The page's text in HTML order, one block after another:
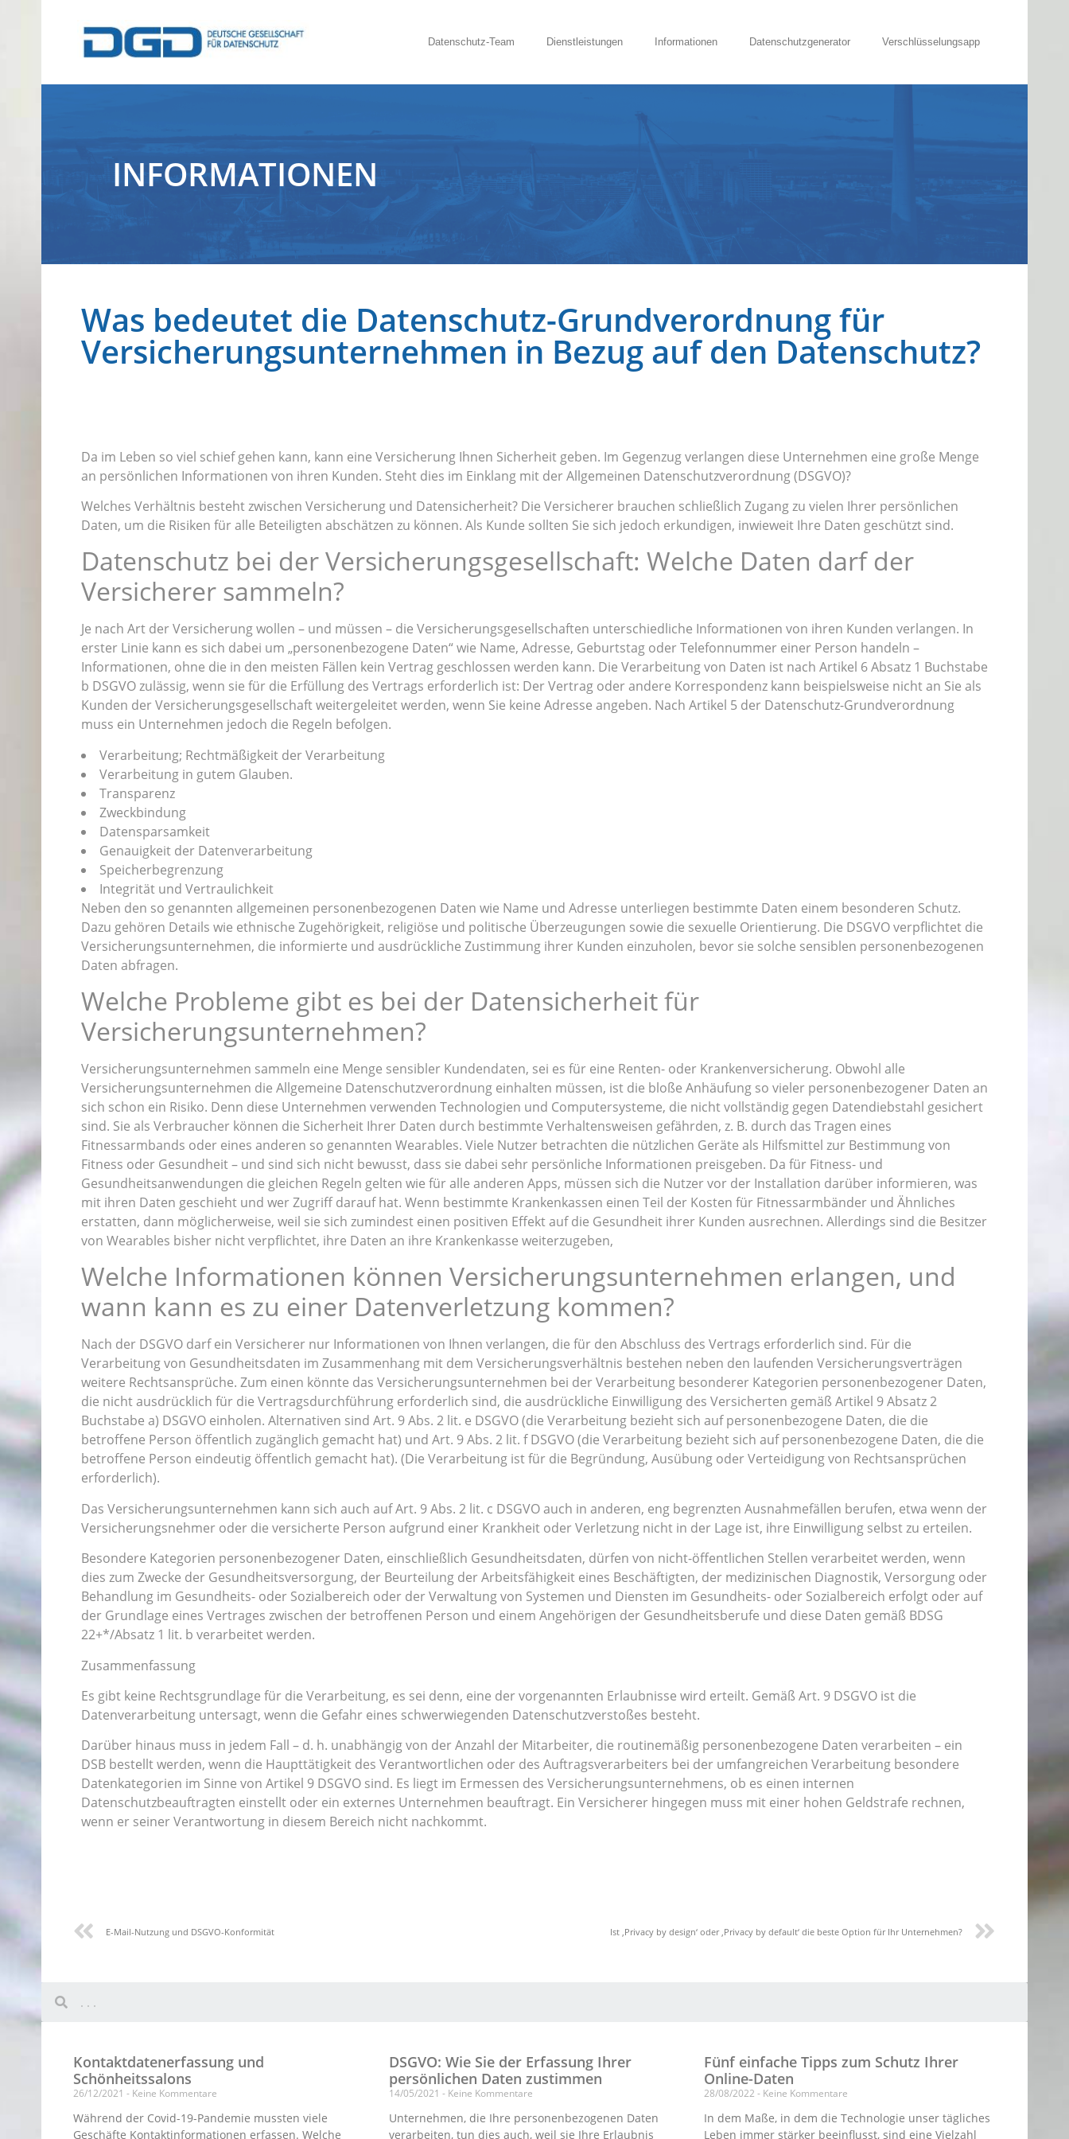
Datenschutz-Team Dienstleistungen Informationen Datenschutzgenerator Verschlüsselungsapp
INFORMATIONEN
Was bedeutet die Datenschutz-Grundverordnung für
Versicherungsunternehmen in Bezug auf den Datenschutz?
Da im Leben so viel schief gehen kann, kann eine Versicherung Ihnen Sicherheit geben. Im Gegenzug verlangen diese Unternehmen eine große Menge
an persönlichen Informationen von ihren Kunden. Steht dies im Einklang mit der Allgemeinen Datenschutzverordnung (DSGVO)?
Welches Verhältnis besteht zwischen Versicherung und Datensicherheit? Die Versicherer brauchen schließlich Zugang zu vielen Ihrer persönlichen
Daten, um die Risiken für alle Beteiligten abschätzen zu können. Als Kunde sollten Sie sich jedoch erkundigen, inwieweit Ihre Daten geschützt sind.
Datenschutz bei der Versicherungsgesellschaft: Welche Daten darf der
Versicherer sammeln?
Je nach Art der Versicherung wollen – und müssen – die Versicherungsgesellschaften unterschiedliche Informationen von ihren Kunden verlangen. In
erster Linie kann es sich dabei um „personenbezogene Daten“ wie Name, Adresse, Geburtstag oder Telefonnummer einer Person handeln –
Informationen, ohne die in den meisten Fällen kein Vertrag geschlossen werden kann. Die Verarbeitung von Daten ist nach Artikel 6 Absatz 1 Buchstabe
b DSGVO zulässig, wenn sie für die Erfüllung des Vertrags erforderlich ist: Der Vertrag oder andere Korrespondenz kann beispielsweise nicht an Sie als
Kunden der Versicherungsgesellschaft weitergeleitet werden, wenn Sie keine Adresse angeben. Nach Artikel 5 der Datenschutz-Grundverordnung
muss ein Unternehmen jedoch die Regeln befolgen.
Verarbeitung; Rechtmäßigkeit der Verarbeitung
Verarbeitung in gutem Glauben.
Transparenz
Zweckbindung
Datensparsamkeit
Genauigkeit der Datenverarbeitung
Speicherbegrenzung
Integrität und Vertraulichkeit
Neben den so genannten allgemeinen personenbezogenen Daten wie Name und Adresse unterliegen bestimmte Daten einem besonderen Schutz.
Dazu gehören Details wie ethnische Zugehörigkeit, religiöse und politische Überzeugungen sowie die sexuelle Orientierung. Die DSGVO verpflichtet die
Versicherungsunternehmen, die informierte und ausdrückliche Zustimmung ihrer Kunden einzuholen, bevor sie solche sensiblen personenbezogenen
Daten abfragen.
Welche Probleme gibt es bei der Datensicherheit für
Versicherungsunternehmen?
Versicherungsunternehmen sammeln eine Menge sensibler Kundendaten, sei es für eine Renten- oder Krankenversicherung. Obwohl alle
Versicherungsunternehmen die Allgemeine Datenschutzverordnung einhalten müssen, ist die bloße Anhäufung so vieler personenbezogener Daten an
sich schon ein Risiko. Denn diese Unternehmen verwenden Technologien und Computersysteme, die nicht vollständig gegen Datendiebstahl gesichert
sind. Sie als Verbraucher können die Sicherheit Ihrer Daten durch bestimmte Verhaltensweisen gefährden, z. B. durch das Tragen eines
Fitnessarmbands oder eines anderen so genannten Wearables. Viele Nutzer betrachten die nützlichen Geräte als Hilfsmittel zur Bestimmung von
Fitness oder Gesundheit – und sind sich nicht bewusst, dass sie dabei sehr persönliche Informationen preisgeben. Da für Fitness- und
Gesundheitsanwendungen die gleichen Regeln gelten wie für alle anderen Apps, müssen sich die Nutzer vor der Installation darüber informieren, was
mit ihren Daten geschieht und wer Zugriff darauf hat. Wenn bestimmte Krankenkassen einen Teil der Kosten für Fitnessarmbänder und Ähnliches
erstatten, dann möglicherweise, weil sie sich zumindest einen positiven Effekt auf die Gesundheit ihrer Kunden ausrechnen. Allerdings sind die Besitzer
von Wearables bisher nicht verpflichtet, ihre Daten an ihre Krankenkasse weiterzugeben,
Welche Informationen können Versicherungsunternehmen erlangen, und
wann kann es zu einer Datenverletzung kommen?
Nach der DSGVO darf ein Versicherer nur Informationen von Ihnen verlangen, die für den Abschluss des Vertrags erforderlich sind. Für die
Verarbeitung von Gesundheitsdaten im Zusammenhang mit dem Versicherungsverhältnis bestehen neben den laufenden Versicherungsverträgen
weitere Rechtsansprüche. Zum einen könnte das Versicherungsunternehmen bei der Verarbeitung besonderer Kategorien personenbezogener Daten,
die nicht ausdrücklich für die Vertragsdurchführung erforderlich sind, die ausdrückliche Einwilligung des Versicherten gemäß Artikel 9 Absatz 2
Buchstabe a) DSGVO einholen. Alternativen sind Art. 9 Abs. 2 lit. e DSGVO (die Verarbeitung bezieht sich auf personenbezogene Daten, die die
betroffene Person öffentlich zugänglich gemacht hat) und Art. 9 Abs. 2 lit. f DSGVO (die Verarbeitung bezieht sich auf personenbezogene Daten, die die
betroffene Person eindeutig öffentlich gemacht hat). (Die Verarbeitung ist für die Begründung, Ausübung oder Verteidigung von Rechtsansprüchen
erforderlich).
Das Versicherungsunternehmen kann sich auch auf Art. 9 Abs. 2 lit. c DSGVO auch in anderen, eng begrenzten Ausnahmefällen berufen, etwa wenn der
Versicherungsnehmer oder die versicherte Person aufgrund einer Krankheit oder Verletzung nicht in der Lage ist, ihre Einwilligung selbst zu erteilen.
Besondere Kategorien personenbezogener Daten, einschließlich Gesundheitsdaten, dürfen von nicht-öffentlichen Stellen verarbeitet werden, wenn
dies zum Zwecke der Gesundheitsversorgung, der Beurteilung der Arbeitsfähigkeit eines Beschäftigten, der medizinischen Diagnostik, Versorgung oder
Behandlung im Gesundheits- oder Sozialbereich oder der Verwaltung von Systemen und Diensten im Gesundheits- oder Sozialbereich erfolgt oder auf
der Grundlage eines Vertrages zwischen der betroffenen Person und einem Angehörigen der Gesundheitsberufe und diese Daten gemäß BDSG
22+*/Absatz 1 lit. b verarbeitet werden.
Zusammenfassung
Es gibt keine Rechtsgrundlage für die Verarbeitung, es sei denn, eine der vorgenannten Erlaubnisse wird erteilt. Gemäß Art. 9 DSGVO ist die
Datenverarbeitung untersagt, wenn die Gefahr eines schwerwiegenden Datenschutzverstoßes besteht.
Darüber hinaus muss in jedem Fall – d. h. unabhängig von der Anzahl der Mitarbeiter, die routinemäßig personenbezogene Daten verarbeiten – ein
DSB bestellt werden, wenn die Haupttätigkeit des Verantwortlichen oder des Auftragsverarbeiters bei der umfangreichen Verarbeitung besondere
Datenkategorien im Sinne von Artikel 9 DSGVO sind. Es liegt im Ermessen des Versicherungsunternehmens, ob es einen internen
Datenschutzbeauftragten einstellt oder ein externes Unternehmen beauftragt. Ein Versicherer hingegen muss mit einer hohen Geldstrafe rechnen,
wenn er seiner Verantwortung in diesem Bereich nicht nachkommt.
E-Mail-Nutzung und DSGVO-Konformität Ist ‚Privacy by design‘ oder ‚Privacy by default‘ die beste Option für Ihr Unternehmen?
Kontaktdatenerfassung und
Schönheitssalons
26/12/2021 Keine Kommentare
Während der Covid-19-Pandemie mussten viele
Geschäfte Kontaktinformationen erfassen. Welche
DSGVO: Wie Sie der Erfassung Ihrer
persönlichen Daten zustimmen
14/05/2021 Keine Kommentare
Unternehmen, die Ihre personenbezogenen Daten
verarbeiten, tun dies auch, weil sie Ihre Erlaubnis
Fünf einfache Tipps zum Schutz Ihrer
Online-Daten
28/08/2022 Keine Kommentare
In dem Maße, in dem die Technologie unser tägliches
Leben immer stärker beeinflusst, sind eine Vielzahl